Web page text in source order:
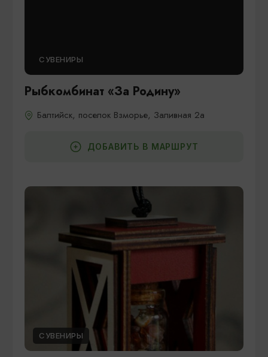
СУВЕНИРЫ
Рыбкомбинат «За Родину»
Балтийск, поселок Взморье, Заливная 2а
ДОБАВИТЬ В МАРШРУТ
СУВЕНИРЫ